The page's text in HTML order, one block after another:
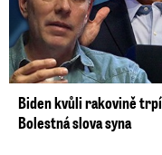
Biden kvůli rakovině
Bolestná slova syna